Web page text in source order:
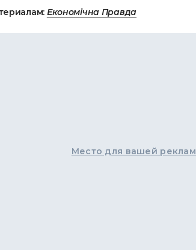
Економічна Правда
Место для вашей